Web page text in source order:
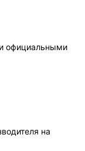
официальными
на